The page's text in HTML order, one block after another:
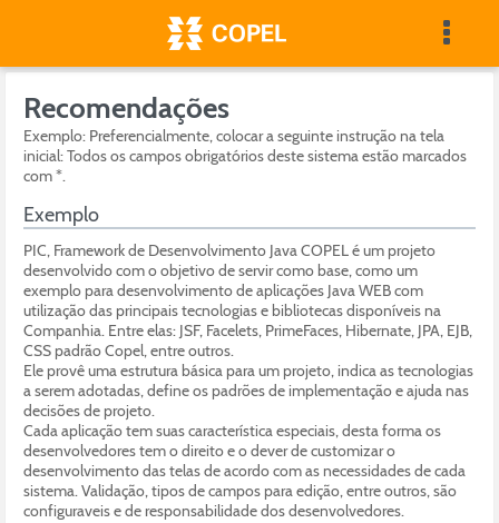
Recomendações
Exemplo: Preferencialmente, colocar a seguinte instrução na tela
inicial: Todos os campos obrigatórios deste sistema estão marcados
com *.
Exemplo
PIC, Framework de Desenvolvimento Java COPEL é um projeto
desenvolvido com o objetivo de servir como base, como um
exemplo para desenvolvimento de aplicações Java WEB com
utilização das principais tecnologias e bibliotecas disponíveis na
Companhia. Entre elas: JSF, Facelets, PrimeFaces, Hibernate, JPA, EJB,
CSS padrão Copel, entre outros.
Ele provê uma estrutura básica para um projeto, indica as tecnologias
a serem adotadas, define os padrões de implementação e ajuda nas
decisões de projeto.
Cada aplicação tem suas característica especiais, desta forma os
desenvolvedores tem o direito e o dever de customizar o
desenvolvimento das telas de acordo com as necessidades de cada
sistema. Validação, tipos de campos para edição, entre outros, são
configuraveis e de responsabilidade dos desenvolvedores.